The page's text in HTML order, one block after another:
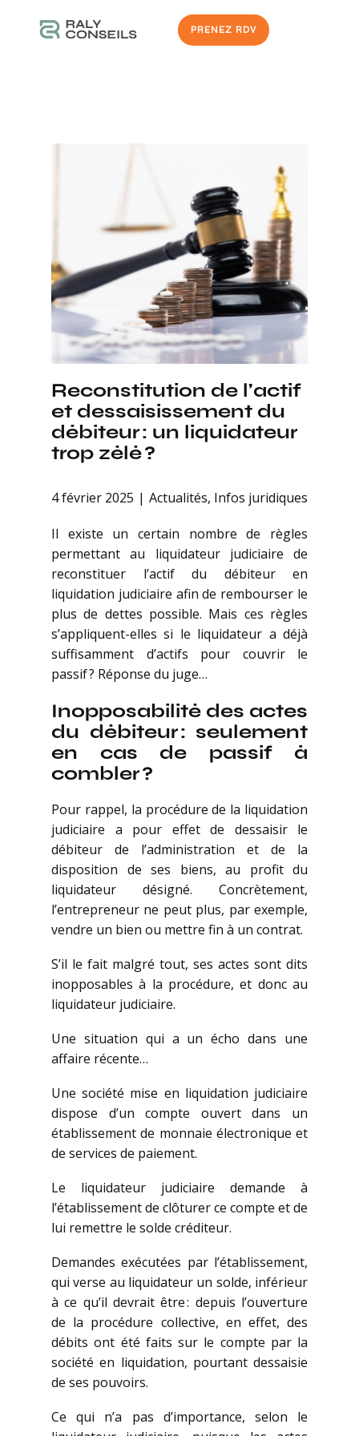
PRENEZ RDV
Reconstitution de l’actif
et dessaisissement du
débiteur : un liquidateur
trop zélé ?
4 février 2025 Actualités, Infos juridiques
Il existe un certain nombre de règles
permettant au liquidateur judiciaire de
reconstituer l’actif du débiteur en
liquidation judiciaire afin de rembourser le
plus de dettes possible. Mais ces règles
s’appliquent-elles si le liquidateur a déjà
suffisamment d’actifs pour couvrir le
passif ? Réponse du juge…
Inopposabilité des actes
du débiteur : seulement
en cas de passif à
combler ?
Pour rappel, la procédure de la liquidation
judiciaire a pour effet de dessaisir le
débiteur de l’administration et de la
disposition de ses biens, au profit du
liquidateur désigné. Concrètement,
l’entrepreneur ne peut plus, par exemple,
vendre un bien ou mettre fin à un contrat.
S’il le fait malgré tout, ses actes sont dits
inopposables à la procédure, et donc au
liquidateur judiciaire.
Une situation qui a un écho dans une
affaire récente…
Une société mise en liquidation judiciaire
dispose d’un compte ouvert dans un
établissement de monnaie électronique et
de services de paiement.
Le liquidateur judiciaire demande à
l’établissement de clôturer ce compte et de
lui remettre le solde créditeur.
Demandes exécutées par l’établissement,
qui verse au liquidateur un solde, inférieur
à ce qu’il devrait être : depuis l’ouverture
de la procédure collective, en effet, des
débits ont été faits sur le compte par la
société en liquidation, pourtant dessaisie
de ses pouvoirs.
Ce qui n’a pas d’importance, selon le